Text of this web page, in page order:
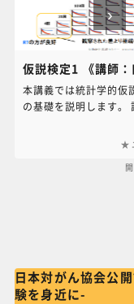
仮説検定1 《講師
本講義では統計学的仮
の基礎を説明します。
の定義・考え方を正
説明できるようになっ
›
日本対がん協会公
験を身近に-